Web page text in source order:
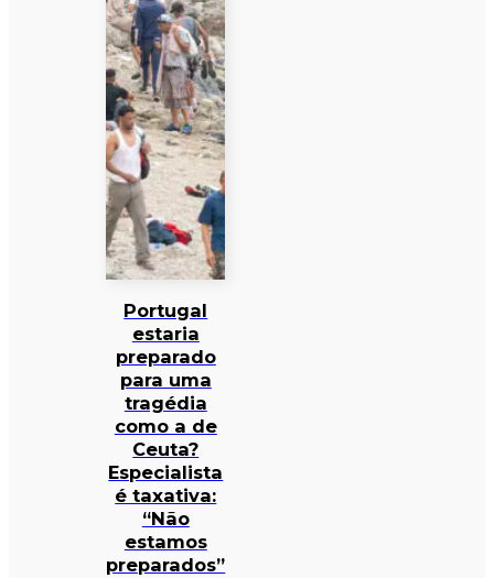
Portugal
estaria
preparado
para uma
tragédia
como a de
Ceuta?
Especialista
é taxativa:
“Não
estamos
preparados”